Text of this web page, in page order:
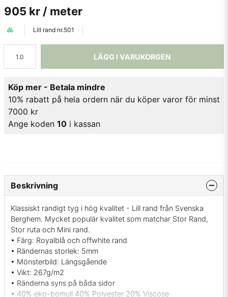
905 kr / meter
Lill rand nr.501
LÄGG I VARUKORGEN
Köp mer - Betala mindre
10% rabatt på hela ordern när du köper varor för minst
7000 kr
Ange koden 10 i kassan
Beskrivning
Klassiskt randigt tyg i hög kvalitet - Lill rand från Svenska
Berghem. Mycket populär kvalitet som matchar Stor Rand,
Stor ruta och Mini rand.
• Färg: Royalblå och offwhite rand
• Rändernas storlek: 5mm
• Mönsterbild: Längsgående
• Vikt: 267g/m2
• Ränderna syns på båda sidor
• 40% eko-bomull 40% Polyester 20% Viscose